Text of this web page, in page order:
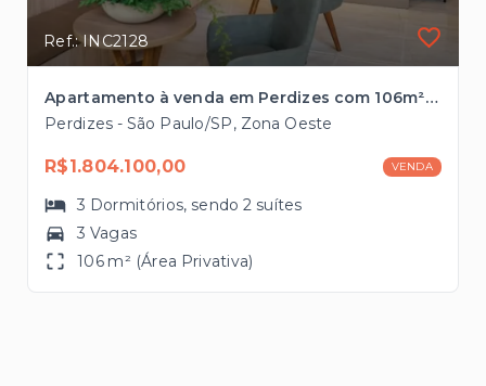
Ref.: INC2128
Apartamento à venda em Perdizes com 106m², 2 vagas pronto para morar
Perdizes - São Paulo/SP, Zona Oeste
R$1.804.100,00 VENDA
3 Dormitórios, sendo2 suítes
3 Vagas
106 m² (Área Privativa)